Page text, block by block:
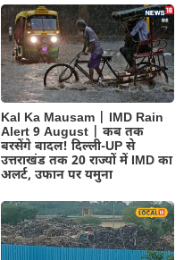
Kal Ka Mausam | IMD Rain
Alert 9 August | कब तक
बरसेंगे बादल! दिल्ली-UP से
उत्तराखंड तक 20 राज्यों में IMD का
अलर्ट, उफान पर यमुना